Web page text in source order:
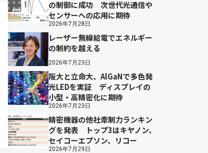
の制御に成功 次世代光通信や
センサーへの応用に期待
2026年7月28日
レーザー無線給電でエネルギー
の制約を越える
2026年7月23日
阪大と立命大、AlGaNで多色発
光LEDを実証 ディスプレイの
小型・高精密化に期待
2026年7月23日
精密機器の他社牽制力ランキン
グを発表 トップ3はキヤノン、
セイコーエプソン、リコー
2026年7月29日